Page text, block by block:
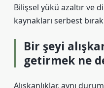
Bilişsel yükü azaltır ve
kaynakları serbest
Bir şeyi
getirmek ne
Alışkanlıklar, aynı